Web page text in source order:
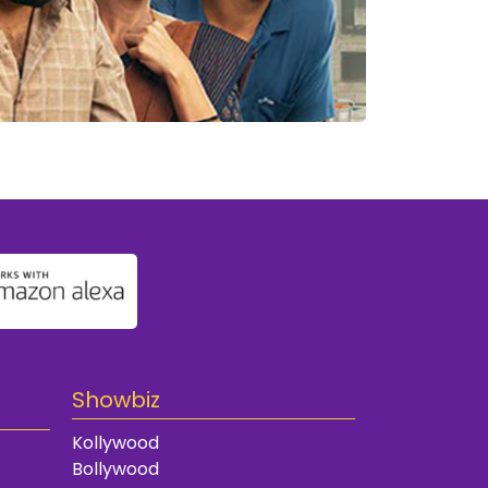
Showbiz
Kollywood
Bollywood